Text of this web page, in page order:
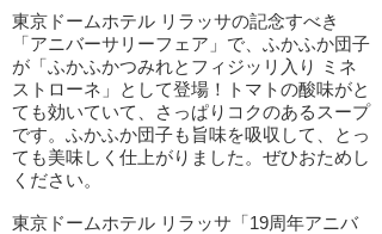
東京ドームホテル リラッサの記念すべき
「アニバーサリーフェア」で、ふかふか団子
が「ふかふかつみれとフィジッリ入り ミネ
ストローネ」として登場！トマトの酸味がと
ても効いていて、さっぱりコクのあるスープ
です。ふかふか団子も旨味を吸収して、とっ
ても美味しく仕上がりました。ぜひおためし
ください。
東京ドームホテル リラッサ「19周年アニバ